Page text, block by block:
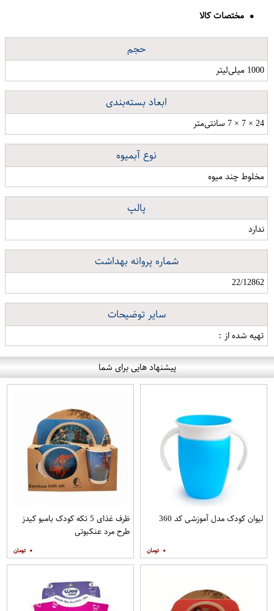
مختصات کالا
حجم
1000 میلی‌لیتر
ابعاد بسته‌بندی
24 × 7 × 7 سانتی‌متر
نوع آبمیوه
مخلوط چند میوه
پالپ
ندارد
شماره پروانه بهداشت
22/12862
سایر توضیحات
تهیه شده از :
پیشنهاد هایی برای شما
لیوان کودک مدل آموزشی کد 360
۰
ظرف غذای 5 تکه کودک بامبو کیدز
طرح مرد عنکبوتی
۰